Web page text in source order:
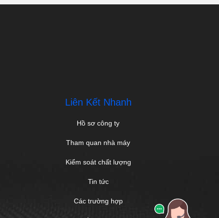
Liên Kết Nhanh
Hồ sơ công ty
Tham quan nhà máy
Kiểm soát chất lượng
Tin tức
Các trường hợp